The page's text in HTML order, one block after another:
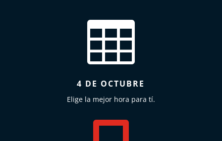

4 DE OCTUBRE
Elige la mejor hora para tí.